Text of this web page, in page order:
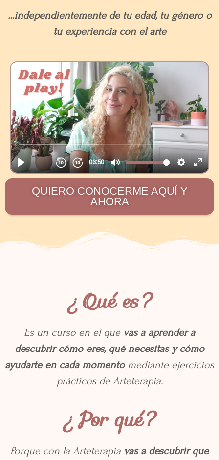
…independientemente de tu edad, tu género o
tu experiencia con el arte
QUIERO CONOCERME AQUÍ Y
AHORA
¿Qué es?
Es un curso en el que vas a aprender a
descubrir cómo eres, qué necesitas y cómo
ayudarte en cada momento mediante ejercicios
prácticos de Arteterapia.
¿Por qué?
Porque con la Arteterapia vas a descubrir que